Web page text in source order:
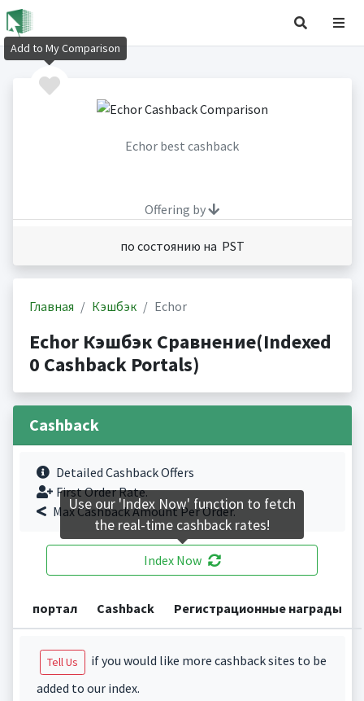
Echor best cashback
Offering by
по состоянию на PST
Главная Кэшбэк Echor
Echor Кэшбэк Сравнение(Indexed
0 Cashback Portals)
Cashback
Detailed Cashback Offers
First Order Rate.
Max Cashback Amount Per Order.
Index Now
портал Cashback Регистрационные награды
Tell Us
if you would like more cashback sites to be
added to our index.
Add to My Comparison
Use our 'Index Now' function to fetch
the real-time cashback rates!